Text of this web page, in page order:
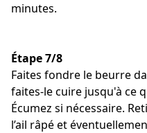
minutes.
Étape 7/8
Faites fondre le beurre
faites-le cuire jusqu'à ce
Écumez si nécessaire.
l’ail râpé et